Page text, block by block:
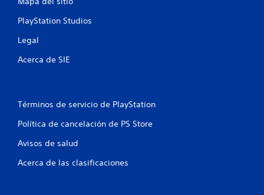
PlayStation Studios
Legal
Acerca de SIE
Términos de servicio de PlayStation
Política de cancelación de PS Store
Avisos de salud
Acerca de las clasificaciones